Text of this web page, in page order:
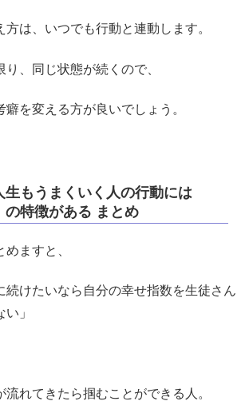
方は、いつでも行動と連動します。
、同じ状態が続くので、
を変える方が良いでしょう。
生もうまくいく人の行動には
の特徴がある まとめ
ますと、
続けたいなら自分の幸せ指数を生徒さん
」
流れてきたら掴むことができる人。